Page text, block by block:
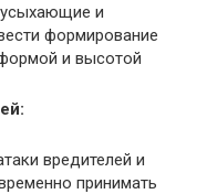
усыхающие и
формирование
и высотой
вредителей и
принимать